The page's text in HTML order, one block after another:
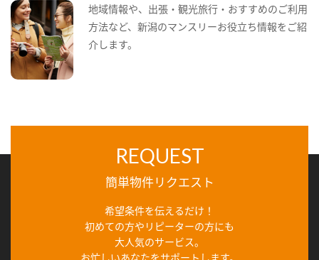
地域情報や、出張・観光旅行・おすすめのご利用
方法など、新潟のマンスリーお役立ち情報をご紹
介します。
REQUEST
簡単物件リクエスト
希望条件を伝えるだけ！
初めての方やリピーターの方にも
大人気のサービス。
お忙しいあなたをサポートします。